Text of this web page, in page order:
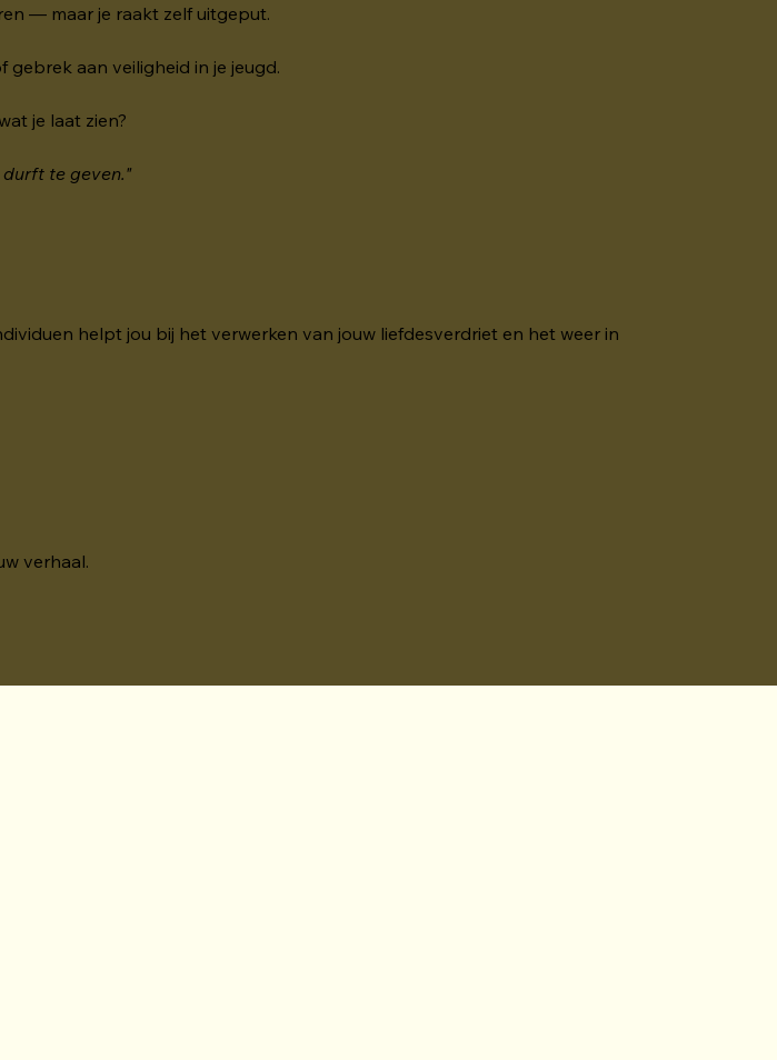
— maar je raakt zelf uitgeput.
gebrek aan veiligheid in je jeugd.
je laat zien?
durft te geven."
helpt jou bij het verwerken van jouw liefdesverdriet en het weer in
verhaal.